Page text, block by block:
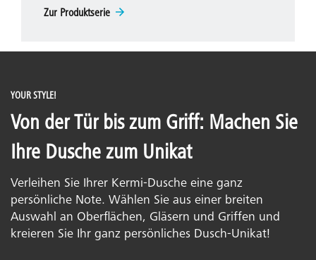
Zur Produktserie
YOUR STYLE!
Von der Tür bis zum Griff: Machen Sie
Ihre Dusche zum Unikat
Verleihen Sie Ihrer Kermi-Dusche eine ganz
persönliche Note. Wählen Sie aus einer breiten
Auswahl an Oberflächen, Gläsern und Griffen und
kreieren Sie Ihr ganz persönliches Dusch-Unikat!